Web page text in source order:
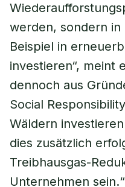
werden, sondern in
Beispiel in
investieren“, meint
dennoch aus
Social
Wäldern
dies zusätzlich
Treibhausgas-
Unternehmen sein.“